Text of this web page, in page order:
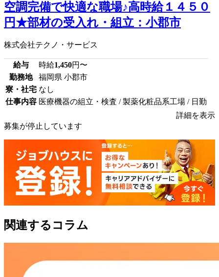
空調完備で快適な職場♪高時給１４５０
円★部材の受入れ・組立：小郡市
株式会社テクノ・サービス
給与 時給1,450円〜
勤務地
福岡県 小郡市
寮・社宅 なし
仕事内容 医療機器の組立・検査 / 製薬化粧品系工場 / 日勤
詳細を表示
募集が停止しています
関連するコラム